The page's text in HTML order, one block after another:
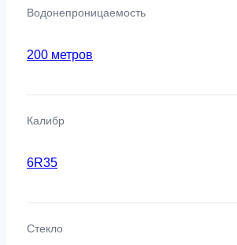
Водонепроницаемость
200 метров
Калибр
6R35
Стекло